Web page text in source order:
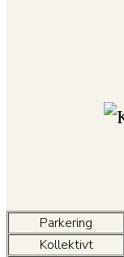
Parkering
Kollektivt